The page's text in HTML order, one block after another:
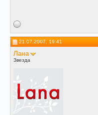
21.07.2007, 19:41
Лана
Звезда